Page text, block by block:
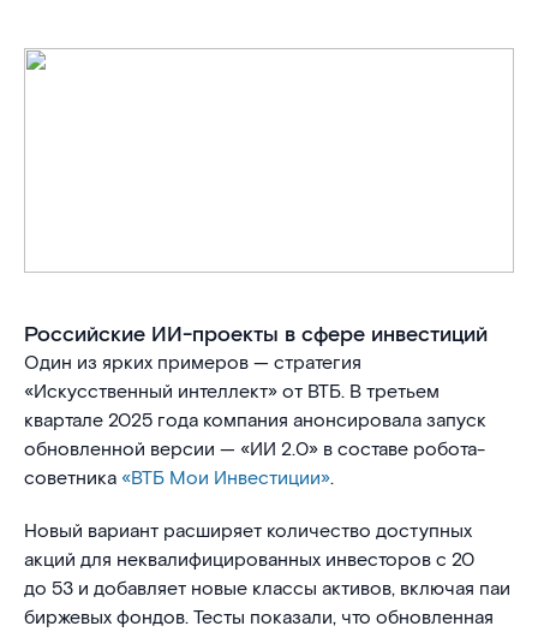
Российские ИИ-проекты в сфере инвестиций
Один из ярких примеров — стратегия
«Искусственный интеллект» от ВТБ. В третьем
квартале 2025 года компания анонсировала запуск
обновленной версии — «ИИ 2.0» в составе робота-
советника «ВТБ Мои Инвестиции».
Новый вариант расширяет количество доступных
акций для неквалифицированных инвесторов с 20
до 53 и добавляет новые классы активов, включая паи
биржевых фондов. Тесты показали, что обновленная